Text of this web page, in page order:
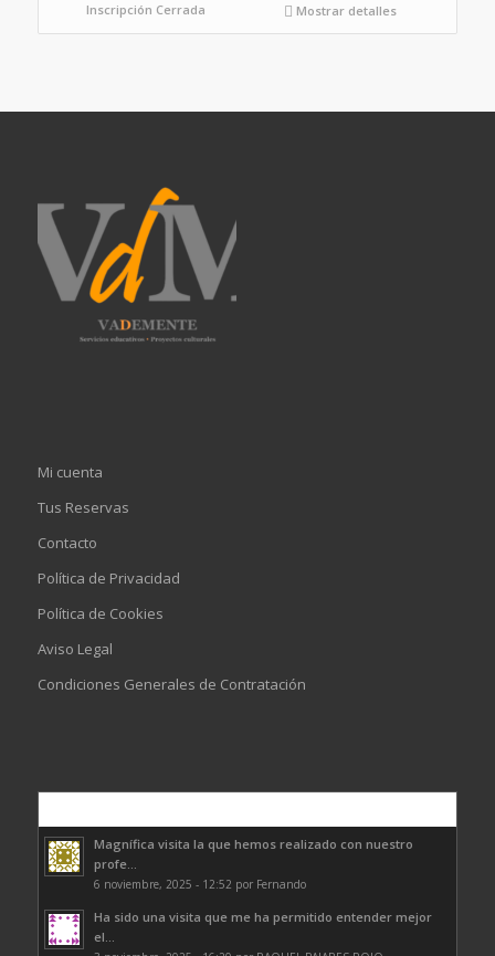
Inscripción Cerrada Mostrar detalles
Mi cuenta
Tus Reservas
Contacto
Política de Privacidad
Política de Cookies
Aviso Legal
Condiciones Generales de Contratación
Magnífica visita la que hemos realizado con nuestro
profe...
6 noviembre, 2025 - 12:52 por Fernando
Ha sido una visita que me ha permitido entender mejor
el...